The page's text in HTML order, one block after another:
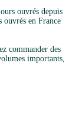
ouvrés depuis
ouvrés en France
commander des
importants,